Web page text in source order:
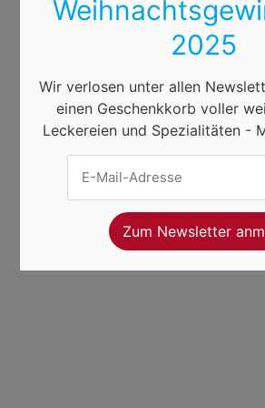
2025
Wir verlosen unter allen
einen Geschenkkorb voller
Leckereien und Spezialitäten -